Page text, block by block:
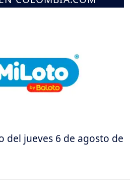
del jueves 6 de agosto de